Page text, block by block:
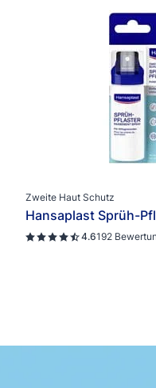
Zweite Haut Schutz
Hansaplast Sprüh-
4.6192